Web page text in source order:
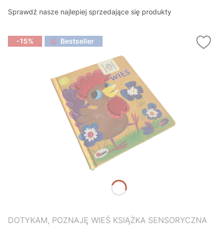
Sprawdź nasze najlepiej sprzedające się produkty
-15% Bestseller
DOTYKAM, POZNAJĘ WIEŚ KSIĄŻKA SENSORYCZNA